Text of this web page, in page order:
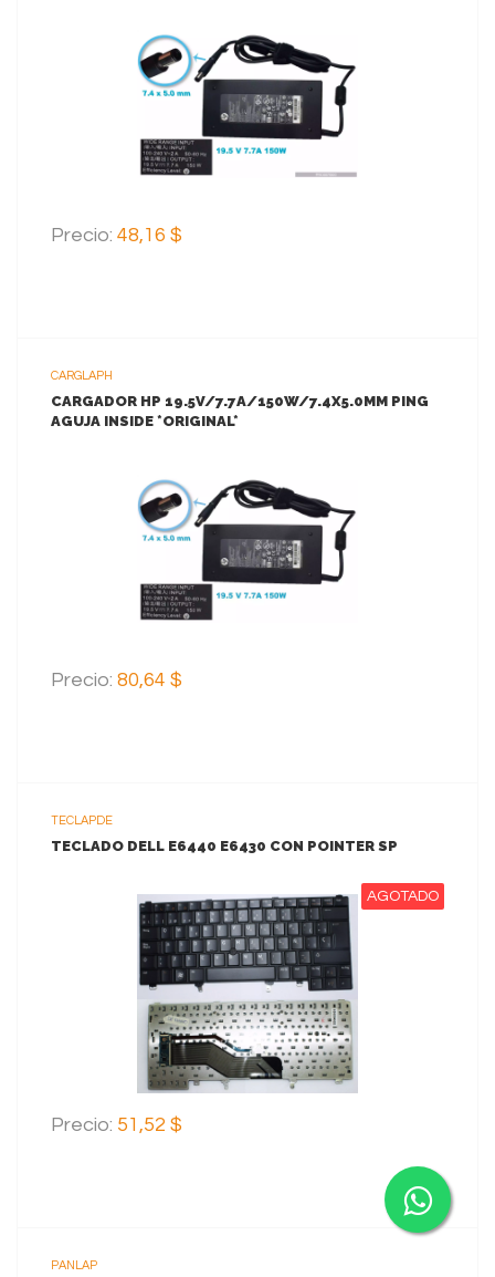
VER MAS
AGREGAR AL CARRITO
Precio: 48,16 $
CARGLAPH
CARGADOR HP 19.5V/7.7A/150W/7.4X5.0MM PING
AGUJA INSIDE *ORIGINAL*
VER MAS
AGREGAR AL CARRITO
Precio: 80,64 $
TECLAPDE
TECLADO DELL E6440 E6430 CON POINTER SP
AGOTADO
VER MAS
Precio: 51,52 $
PANLAP